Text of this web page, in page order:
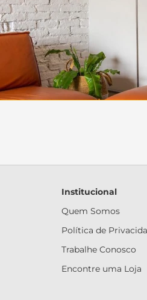
Institucional
Quem Somos
Política de
Trabalhe Conosco
Encontre uma Loja